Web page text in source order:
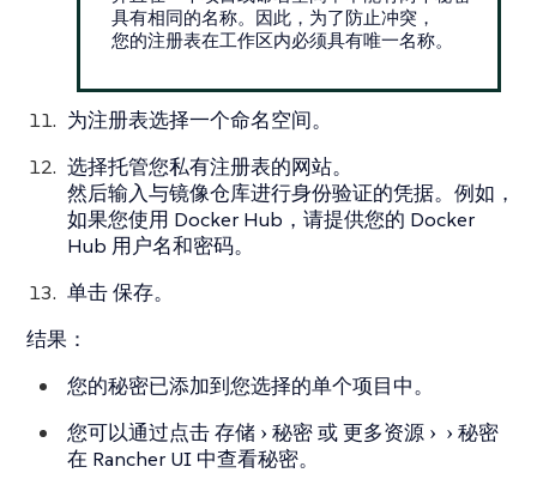
具有相同的名称。因此，为了防止冲突，
您的注册表在工作区内必须具有唯一名称。
为注册表选择一个命名空间。
选择托管您私有注册表的网站。
然后输入与镜像仓库进行身份验证的凭据。例如，
如果您使用 Docker Hub，请提供您的 Docker
Hub 用户名和密码。
单击保存。
结果：
您的秘密已添加到您选择的单个项目中。
您可以通过点击存储 秘密或更多资源
秘密
在 Rancher UI 中查看秘密。